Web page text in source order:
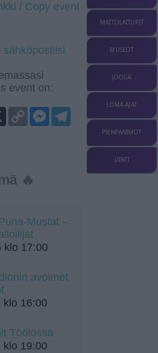
/ Copy event
sähköpostiisi
event on:
Copy
Link
Messenger
🔥
Mustat –
klo 17:00
avoimet
klo 16:00
Töölössä
klo 19:00
MATTOLAITURIT
MUSEOT
JOOGA
LOMA-AJAT
PIENPANIMOT
UINTI